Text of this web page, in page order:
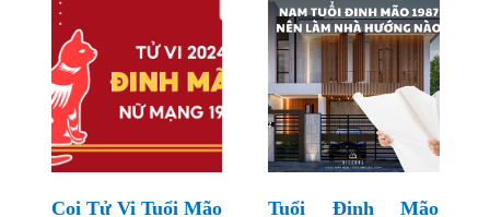
Coi Tử Vi Tuổi Mão Tuổi Đinh Mão